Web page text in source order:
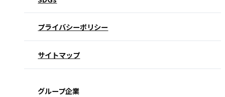
プライバシーポリシー
サイトマップ
グループ企業